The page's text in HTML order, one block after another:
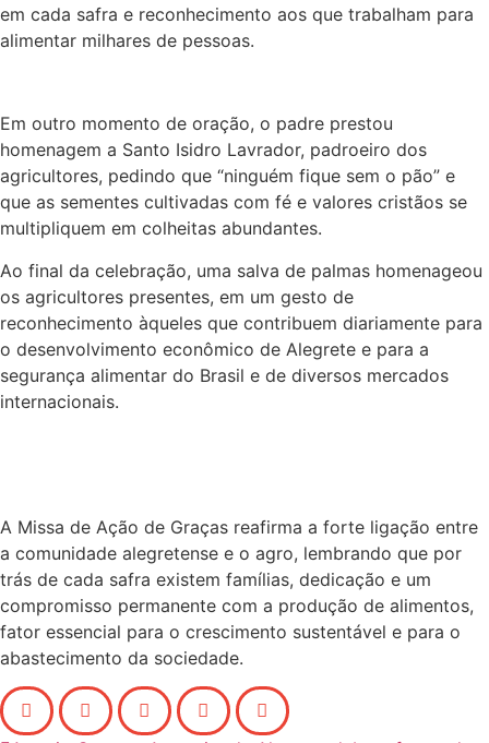
em cada safra e reconhecimento aos que trabalham para
alimentar milhares de pessoas.
Em outro momento de oração, o padre prestou
homenagem a Santo Isidro Lavrador, padroeiro dos
agricultores, pedindo que “ninguém fique sem o pão” e
que as sementes cultivadas com fé e valores cristãos se
multipliquem em colheitas abundantes.
Ao final da celebração, uma salva de palmas homenageou
os agricultores presentes, em um gesto de
reconhecimento àqueles que contribuem diariamente para
o desenvolvimento econômico de Alegrete e para a
segurança alimentar do Brasil e de diversos mercados
internacionais.
A Missa de Ação de Graças reafirma a forte ligação entre
a comunidade alegretense e o agro, lembrando que por
trás de cada safra existem famílias, dedicação e um
compromisso permanente com a produção de alimentos,
fator essencial para o crescimento sustentável e para o
abastecimento da sociedade.